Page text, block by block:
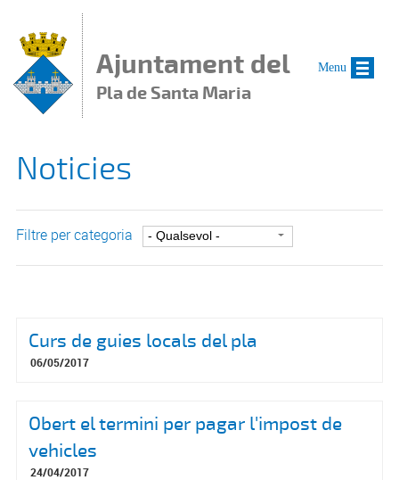
Ajuntament del
Pla de Santa Maria
Noticies
Filtre per categoria
Curs de guies locals del pla
06/05/2017
Obert el termini per pagar l'impost de
vehicles
24/04/2017
Menu